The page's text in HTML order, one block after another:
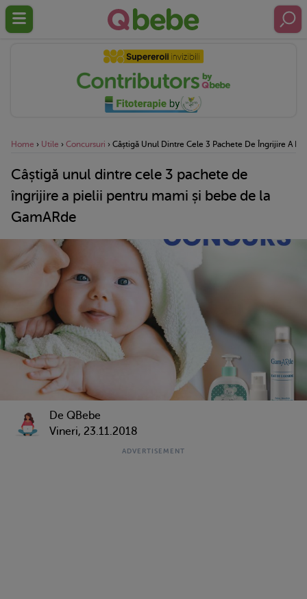
Home › Utile › Concursuri › Câștigă Unul Dintre Cele 3 Pachete De Îngrijire A
Câștigă unul dintre cele 3 pachete de
îngrijire a pielii pentru mami și bebe de la
GamARde
De QBebe
Vineri, 23.11.2018